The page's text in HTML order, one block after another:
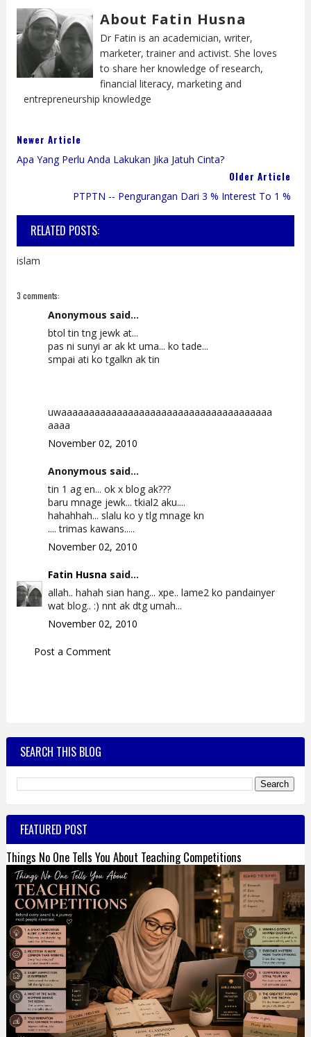
About Fatin Husna
Dr Fatin is an academician, writer,
marketer, trainer and activist. She loves
to share her knowledge of research,
financial literacy, marketing and
entrepreneurship knowledge
Newer Article
Apa Yang Perlu Anda Lakukan Jika Jatuh Cinta?
Older Article
PTPTN -- Pengurangan Dari 3 % Interest To 1 %
RELATED POSTS:
islam
3 comments:
Anonymous said...
btol tin tng jewk at...
pas ni sunyi ar ak kt uma... ko tade...
smpai ati ko tgalkn ak tin
uwaaaaaaaaaaaaaaaaaaaaaaaaaaaaaaaaaaaaaa
aaaa
November 02, 2010
Anonymous said...
tin 1 ag en... ok x blog ak???
baru mnage jewk... tkial2 aku....
hahahhah... slalu ko y tlg mnage kn
.... trimas kawans.....
November 02, 2010
Fatin Husna said...
allah.. hahah sian hang... xpe.. lame2 ko pandainyer
wat blog.. :) nnt ak dtg umah...
November 02, 2010
Post a Comment
SEARCH THIS BLOG
FEATURED POST
Things No One Tells You About Teaching Competitions